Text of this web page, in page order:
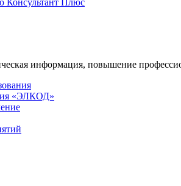
Консультант Плюс
информация, повышение
«ЭЛКОД»